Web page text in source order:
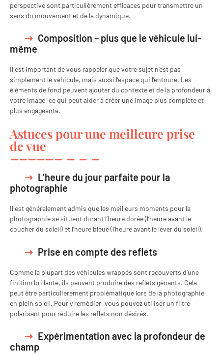
perspective sont particulièrement efficaces pour transmettre un
sens du mouvement et de la dynamique.
Composition – plus que le véhicule lui-
même
Il est important de vous rappeler que votre sujet n’est pas
simplement le véhicule, mais aussi l’espace qui l’entoure. Les
éléments de fond peuvent ajouter du contexte et de la profondeur à
votre image, ce qui peut aider à créer une image plus complète et
plus engageante.
Astuces pour une meilleure prise
de vue
L’heure du jour parfaite pour la
photographie
Il est généralement admis que les meilleurs moments pour la
photographie se situent durant l’heure dorée (l’heure avant le
coucher du soleil) et l’heure bleue (l’heure avant le lever du soleil).
Prise en compte des reflets
Comme la plupart des véhicules wrappés sont recouverts d’une
finition brillante, ils peuvent produire des reflets gênants. Cela
peut être particulièrement problématique lors de la photographie
en plein soleil. Pour y remédier, vous pouvez utiliser un filtre
polarisant pour réduire les reflets non désirés.
Expérimentation avec la profondeur de
champ